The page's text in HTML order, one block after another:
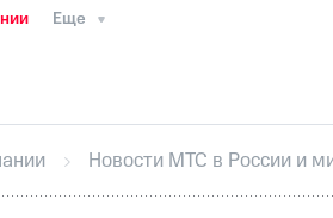
Еще
Интервью
секретарьРаскрытие
кабинет акционера
Новости МТС в России и